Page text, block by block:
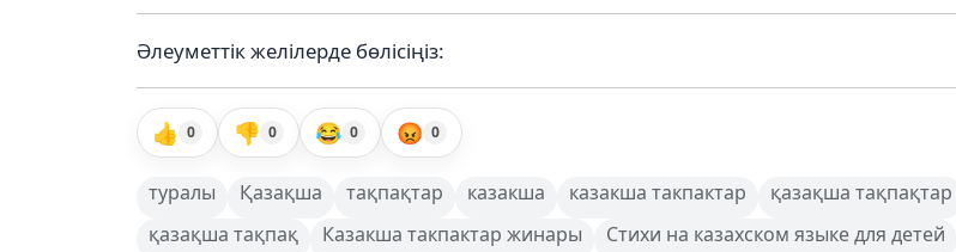
Әлеуметтік желілерде бөлісіңіз:
👍 0 👎 0 😂 0 😡 0
туралы Қазақша тақпақтар казакша казакша такпактар
қазақша тақпақтар
қазақша тақпақ
Казакша такпактар жинары
Стихи на казахском языке для детей